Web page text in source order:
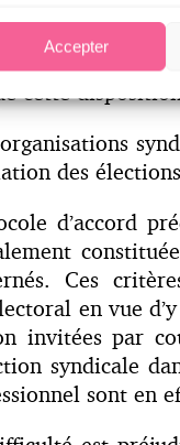
Accepter
l’ancien
cette
des
d’accord
Ces
en vue
invitées par
syndicale
sont en